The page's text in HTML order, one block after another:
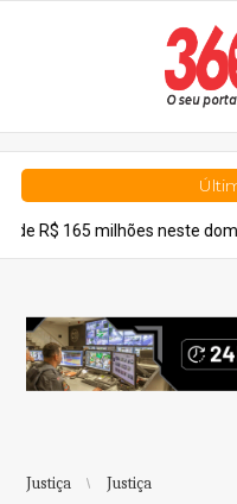
neste domingo
Justiça Justiça